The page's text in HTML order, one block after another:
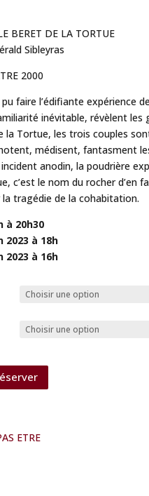
BERET DE LA TORTUE
Sibleyras
2000
faire l’édifiante expérience
inévitable, révèlent les
la Tortue, les trois couples
médisent, fantasment
incident anodin, la poudrière
c’est le nom du rocher d’en
la tragédie de la cohabitation.
à 20h30
2023 à 18h
2023 à 16h
ETRE